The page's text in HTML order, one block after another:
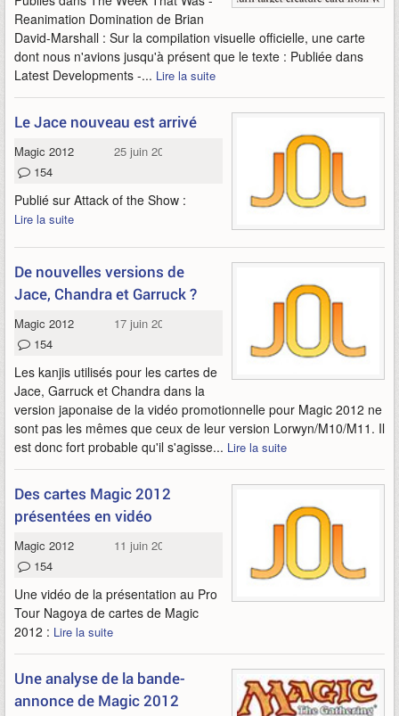
Reanimation Domination de Brian
David-Marshall : Sur la compilation visuelle officielle, une carte
dont nous n'avions jusqu'à présent que le texte : Publiée dans
Latest Developments -... Lire la suite
Le Jace nouveau est arrivé
Magic 2012
25 juin 2011
154
Publié sur Attack of the Show :
Lire la suite
De nouvelles versions de
Jace, Chandra et Garruck ?
Magic 2012
17 juin 2011
154
Les kanjis utilisés pour les cartes de
Jace, Garruck et Chandra dans la
version japonaise de la vidéo promotionnelle pour Magic 2012 ne
sont pas les mêmes que ceux de leur version Lorwyn/M10/M11. Il
est donc fort probable qu'il s'agisse... Lire la suite
Des cartes Magic 2012
présentées en vidéo
Magic 2012
11 juin 2011
154
Une vidéo de la présentation au Pro
Tour Nagoya de cartes de Magic
2012 : Lire la suite
Une analyse de la bande-
annonce de Magic 2012